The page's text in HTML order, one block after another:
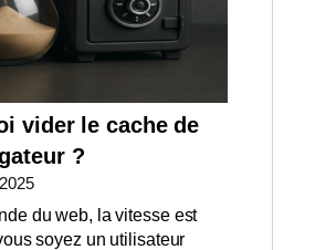
vider le cache de
?
du web, la vitesse est
soyez un utilisateur